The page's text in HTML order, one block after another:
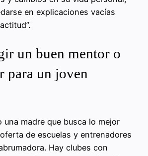
en explicaciones vacías
un buen mentor o
para un joven
una madre que busca lo mejor
de escuelas y entrenadores
Hay clubes con